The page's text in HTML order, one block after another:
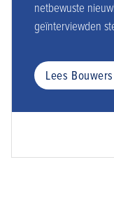
netbewuste
geïnterviewden
Lees